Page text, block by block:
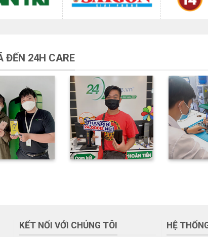
ĐẾN 24H CARE
KẾT NỐI VỚI CHÚNG TÔI HỆ